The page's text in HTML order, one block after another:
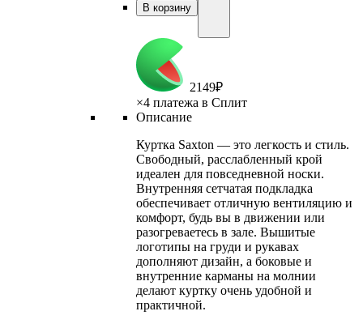
В корзину
2149₽
×4 платежа в Сплит
Описание
Куртка Saxton — это легкость и стиль.
Свободный, расслабленный крой
идеален для повседневной носки.
Внутренняя сетчатая подкладка
обеспечивает отличную вентиляцию и
комфорт, будь вы в движении или
разогреваетесь в зале. Вышитые
логотипы на груди и рукавах
дополняют дизайн, а боковые и
внутренние карманы на молнии
делают куртку очень удобной и
практичной.